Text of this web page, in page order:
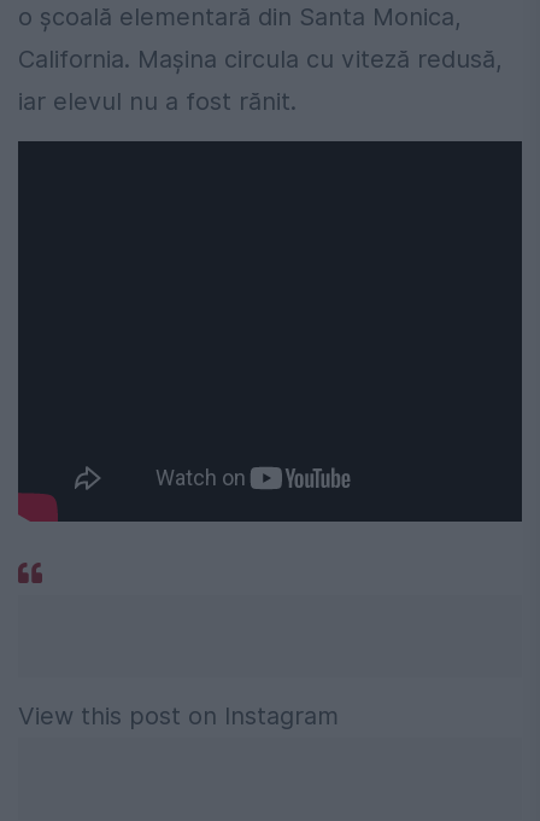
o școală elementară din Santa Monica,
California. Mașina circula cu viteză redusă,
iar elevul nu a fost rănit.
View this post on Instagram